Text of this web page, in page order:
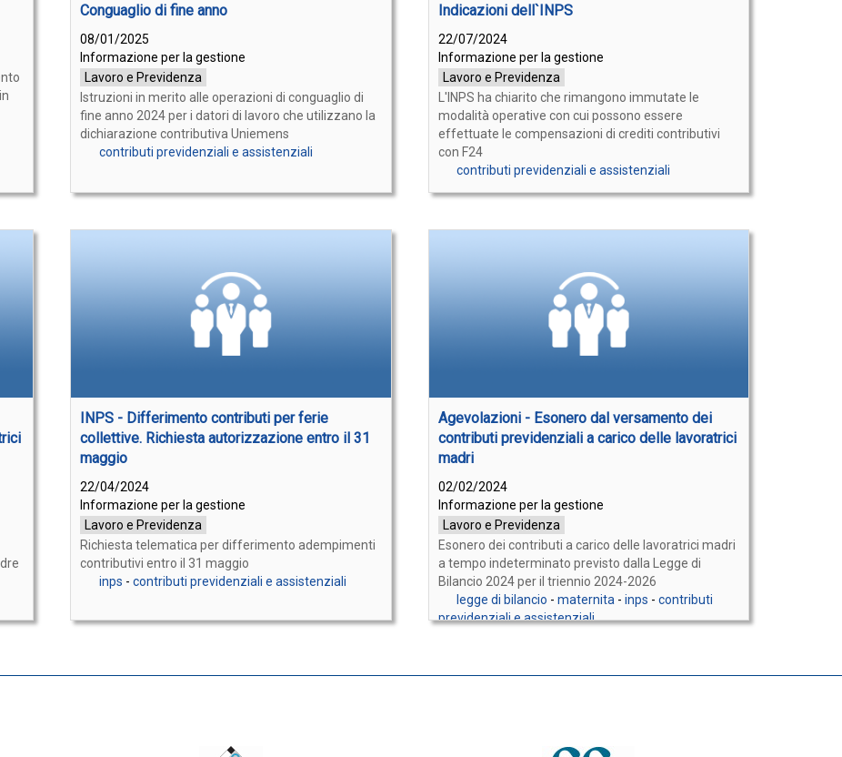
Conguaglio di fine anno
08/01/2025
Informazione per la gestione
Lavoro e Previdenza
Istruzioni in merito alle operazioni di conguaglio di
fine anno 2024 per i datori di lavoro che utilizzano la
dichiarazione contributiva Uniemens
contributi previdenziali e assistenziali
Indicazioni dell`INPS
22/07/2024
Informazione per la gestione
Lavoro e Previdenza
L'INPS ha chiarito che rimangono immutate le
modalità operative con cui possono essere
effettuate le compensazioni di crediti contributivi
con F24
contributi previdenziali e assistenziali
INPS - Differimento contributi per ferie
collettive. Richiesta autorizzazione entro il 31
maggio
22/04/2024
Informazione per la gestione
Lavoro e Previdenza
Richiesta telematica per differimento adempimenti
contributivi entro il 31 maggio
inps - contributi previdenziali e assistenziali
Agevolazioni - Esonero dal versamento dei
contributi previdenziali a carico delle lavoratrici
madri
02/02/2024
Informazione per la gestione
Lavoro e Previdenza
Esonero dei contributi a carico delle lavoratrici madri
a tempo indeterminato previsto dalla Legge di
Bilancio 2024 per il triennio 2024-2026
legge di bilancio -maternita -inps -contributi
previdenziali e assistenziali